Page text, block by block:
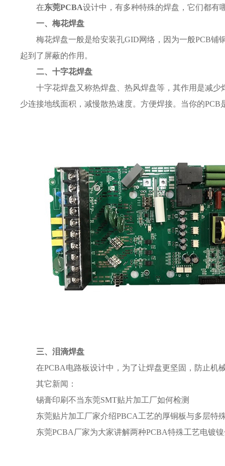
在东莞PCBA设计中，有多种特殊的焊盘，它们都有
一、梅花焊盘
梅花焊盘一般是给安装孔GID网络，因为一般PCB铺
起到了屏蔽的作用。
二、 十字花焊盘
十字花焊盘又称热焊盘、热风焊盘等，其作用是减
少连接地线面积，减慢散热速度。方便焊接。当你的
三、泪滴焊盘
在PCBA电路板设计中，为了让焊盘更坚固，防止机
其它新闻：
锡膏印刷不当东莞SMT贴片加工厂如何检测
东莞贴片加工厂家介绍PBCA工艺的厚铜板与多层特
东莞PCBA厂家为大家讲解两种PCBA特殊工艺电镀